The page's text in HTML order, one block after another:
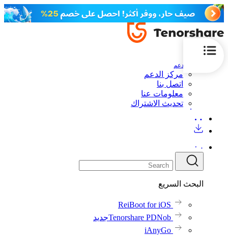
الدعم
مركز الدعم
اتصل بنا
معلومات عنا
تحديث الاشتراك
البحث السريع
ReiBoot for iOS
Tenorshare PDNobجديد
iAnyGo